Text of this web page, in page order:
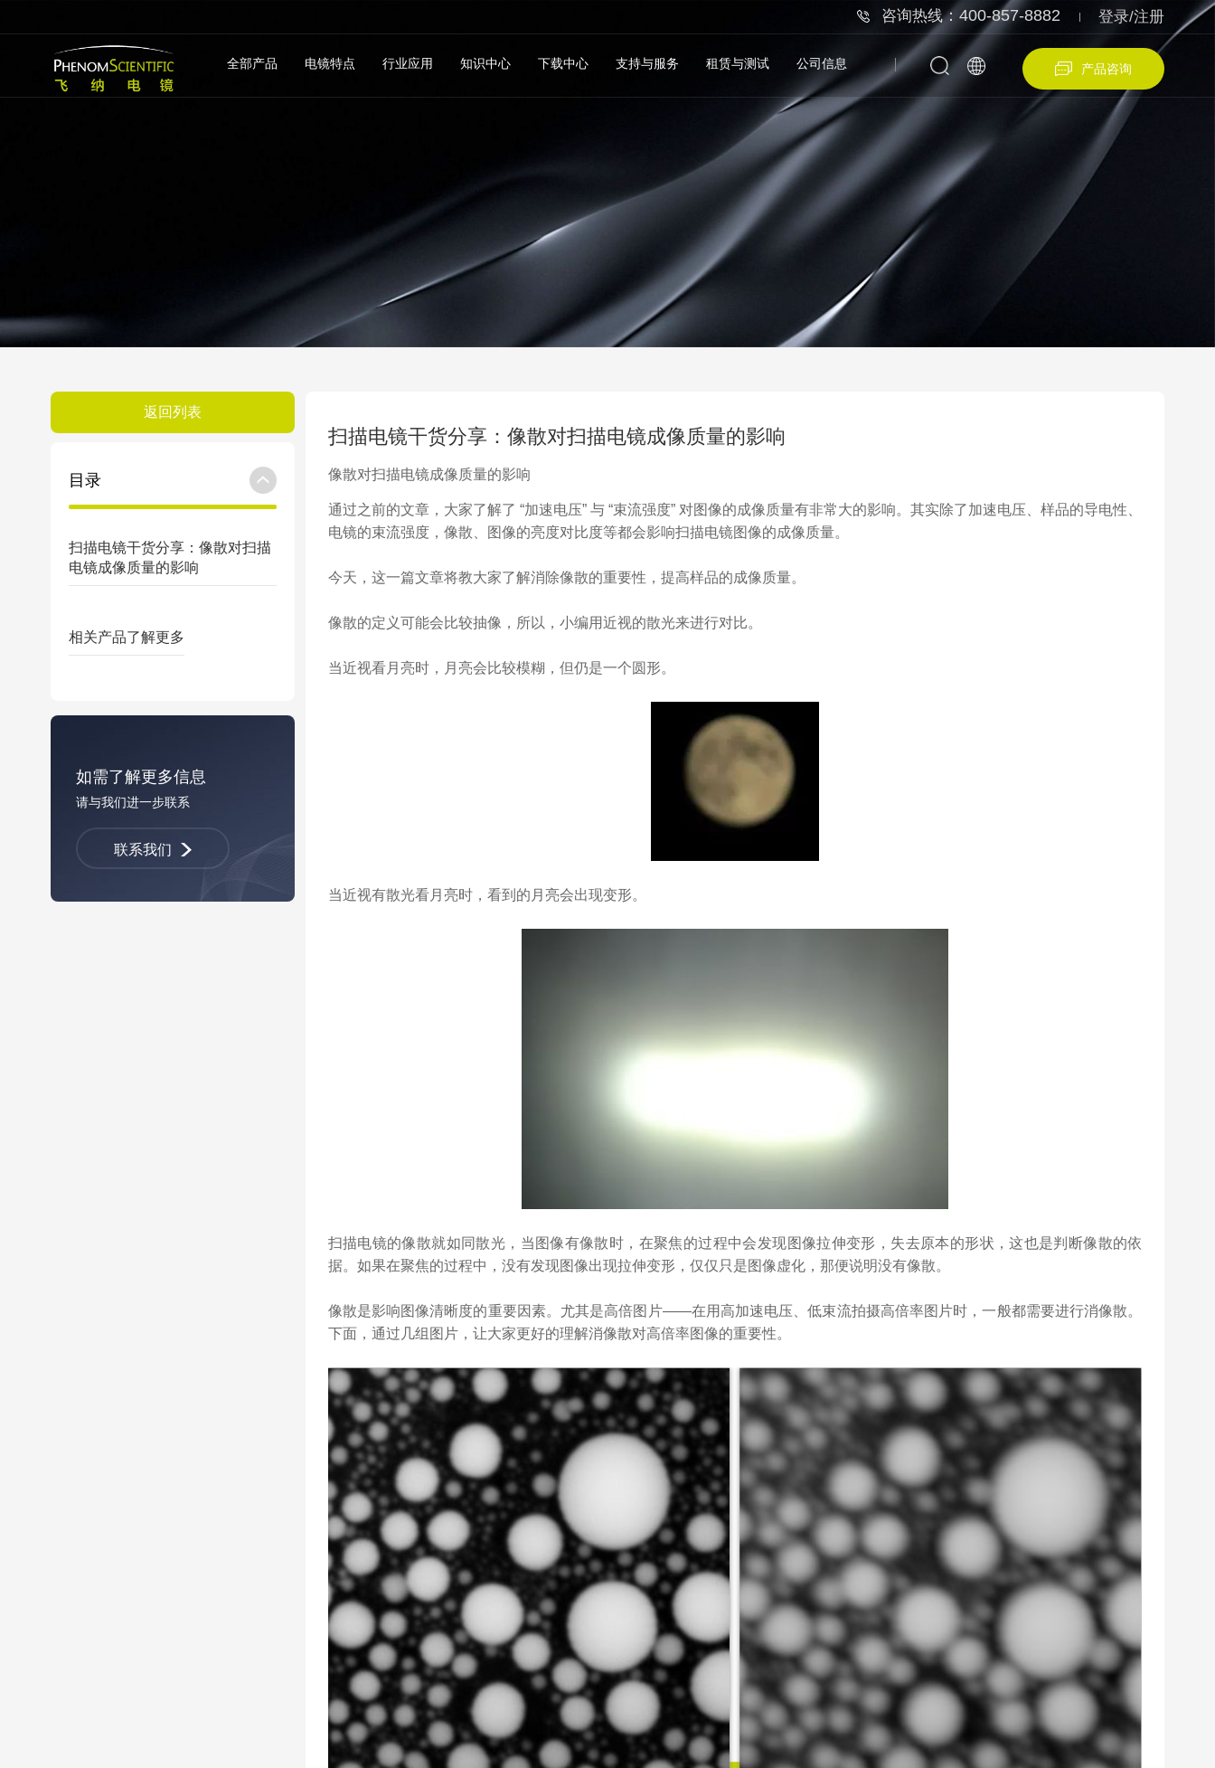
登录/注册
咨询热线：400-857-8882
产品咨询
全部产品 电镜特点 行业应用 知识中心 下载中心 支持与服务 租赁与测试 公司信息
返回列表
目录
扫描电镜干货分享：像散对扫描
电镜成像质量的影响
相关产品了解更多
如需了解更多信息
请与我们进一步联系
联系我们
扫描电镜干货分享：像散对扫描电镜成像质量的影响
像散对扫描电镜成像质量的影响
通过之前的文章，大家了解了 “加速电压” 与 “束流强度” 对图像的成像质量有非常大的影响。其实除了加速电压、样品的导电性、
电镜的束流强度，像散、图像的亮度对比度等都会影响扫描电镜图像的成像质量。
今天，这一篇文章将教大家了解消除像散的重要性，提高样品的成像质量。
像散的定义可能会比较抽像，所以，小编用近视的散光来进行对比。
当近视看月亮时，月亮会比较模糊，但仍是一个圆形。
当近视有散光看月亮时，看到的月亮会出现变形。
扫描电镜的像散就如同散光，当图像有像散时，在聚焦的过程中会发现图像拉伸变形，失去原本的形状，这也是判断像散的依
据。如果在聚焦的过程中，没有发现图像出现拉伸变形，仅仅只是图像虚化，那便说明没有像散。
像散是影响图像清晰度的重要因素。尤其是高倍图片——在用高加速电压、低束流拍摄高倍率图片时，一般都需要进行消像散。
下面，通过几组图片，让大家更好的理解消像散对高倍率图像的重要性。